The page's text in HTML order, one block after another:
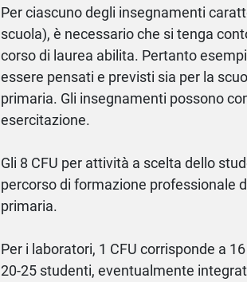
Per ciascuno degli insegnamenti
scuola), è necessario che si tenga
corso di laurea abilita. Pertanto
essere pensati e previsti sia per la
primaria. Gli insegnamenti possono
esercitazione.
Gli 8 CFU per attività a scelta dello
percorso di formazione professionale
primaria.
Per i laboratori, 1 CFU corrisponde a
20-25 studenti, eventualmente